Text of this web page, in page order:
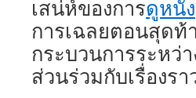
เสน่ห์ของการดูหนัง
การเฉลยตอนสุดท้
กระบวนการระหว่
ส่วนร่วมกับเรื่องร